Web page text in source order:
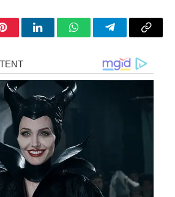
PinterestLinkedInWhatsAppTelegramCopy